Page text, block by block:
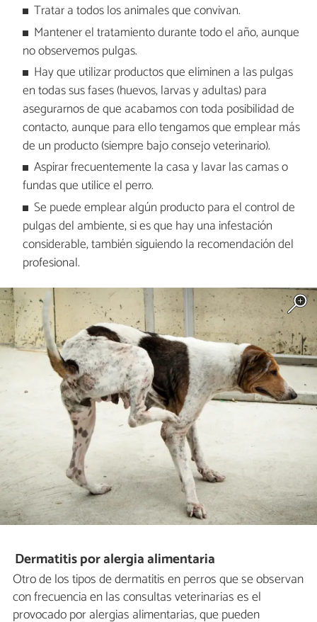
Tratar a todos los animales que convivan.
Mantener el tratamiento durante todo el año, aunque
no observemos pulgas.
Hay que utilizar productos que eliminen a las pulgas
en todas sus fases (huevos, larvas y adultas) para
asegurarnos de que acabamos con toda posibilidad de
contacto, aunque para ello tengamos que emplear más
de un producto (siempre bajo consejo veterinario).
Aspirar frecuentemente la casa y lavar las camas o
fundas que utilice el perro.
Se puede emplear algún producto para el control de
pulgas del ambiente, si es que hay una infestación
considerable, también siguiendo la recomendación del
profesional.
Dermatitis por alergia alimentaria
Otro de los tipos de dermatitis en perros que se observan
con frecuencia en las consultas veterinarias es el
provocado por alergias alimentarias, que pueden